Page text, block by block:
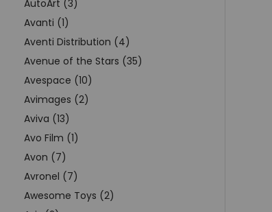
AutoArt (3)
Avanti (1)
Aventi Distribution (4)
Avenue of the Stars (35)
Avespace (10)
Avimages (2)
Aviva (13)
Avo Film (1)
Avon (7)
Avronel (7)
Awesome Toys (2)